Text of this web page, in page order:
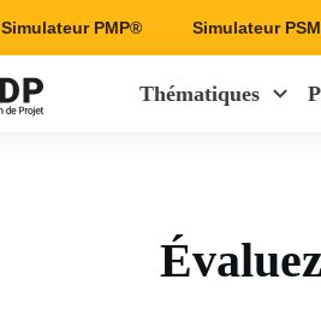
Simulateur PMP® Simulateur
Thématiques